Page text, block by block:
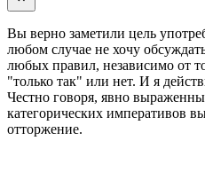
Вы верно заметили цель
любом случае не хочу
любых правил, независимо от
"только так" или нет. И я
Честно говоря, явно
категорических императивов
отторжение.